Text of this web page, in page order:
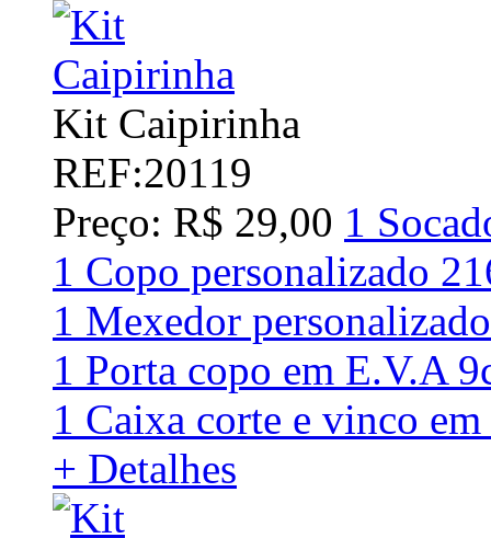
Kit Caipirinha
REF:20119
Preço: R$ 29,00 1
1 Copo personalizado
1 Mexedor personalizado
1 Porta copo em E.V.A
1 Caixa corte e vinco
+ Detalhes